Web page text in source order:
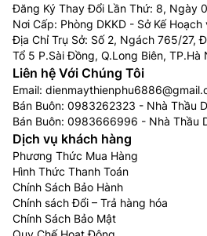
Bên cạnh đó, hiện nay điều
dừng lại ở chức năng làm mát
thường mà còn có rất nhiều
khác như chế độ gió thổi, chế
độ làm khô, hút ẩm không khí,
chế độ đuổi muỗi, chế độ kiểm
nước cho da, chế độ khử mùi
bụi… Vì thế, người dùng cũng
năng phù hợp, cần thiết nhất,
Chọn mua điều hòa theo nhu
Tùy theo nhu cầu sử dụng mà
Đăng Ký Thay Đổi Lần Thứ: 8, Ngày
Nơi Cấp: Phòng DKKD - Sở Kế
Địa Chỉ Trụ Sở: Số 2, Ngách 765/27,
Tổ 5 P.Sài Đồng, Q.Long Biên, TP.Hà
Liên hệ Với Chúng Tôi
Email:
Bán Buôn: 0983262323 - Nhà Thầu
Bán Buôn: 0983666996 - Nhà Thầu
Dịch vụ khách hàng
Phương Thức Mua Hàng
Hình Thức Thanh Toán
Chính Sách Bảo Hành
Chính sách Đổi – Trả hàng hóa
Chính Sách Bảo Mật